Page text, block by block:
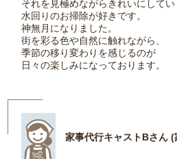
それを見極めながらきれいにしてい
水回りのお掃除が好きです。
神無月になりました。
街を彩る色や自然に触れながら、
季節の移り変わりを感じるのが
日々の楽しみになっております。
家事代行キャストBさん (